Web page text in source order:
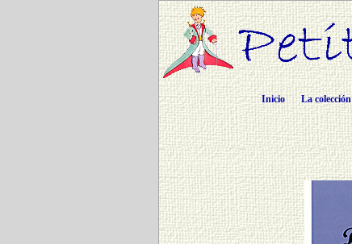
Inicio La colección